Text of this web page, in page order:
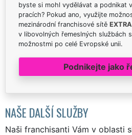
byste si mohl vydělávat a podnikat
pracích? Pokud ano, využijte
mezinárodní franchisové sítě
v libovolných řemeslných službách
možnostmi po celé Evropské unii.
Podnikejte jako
NAŠE DALŠÍ SLUŽBY
Naši franchisanti Vám v oblasti